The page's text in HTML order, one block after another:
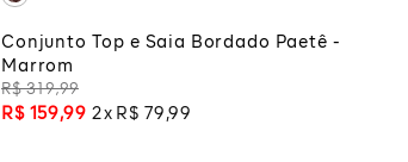
Conjunto Top e Saia Bordado Paetê -
Marrom
R$ 319,99
R$ 159,99 2 R$ 79 ,99